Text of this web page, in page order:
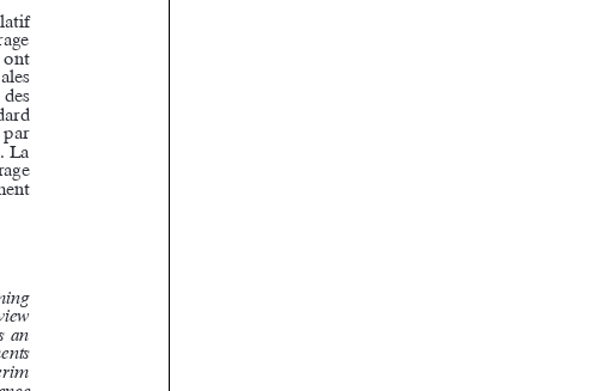














